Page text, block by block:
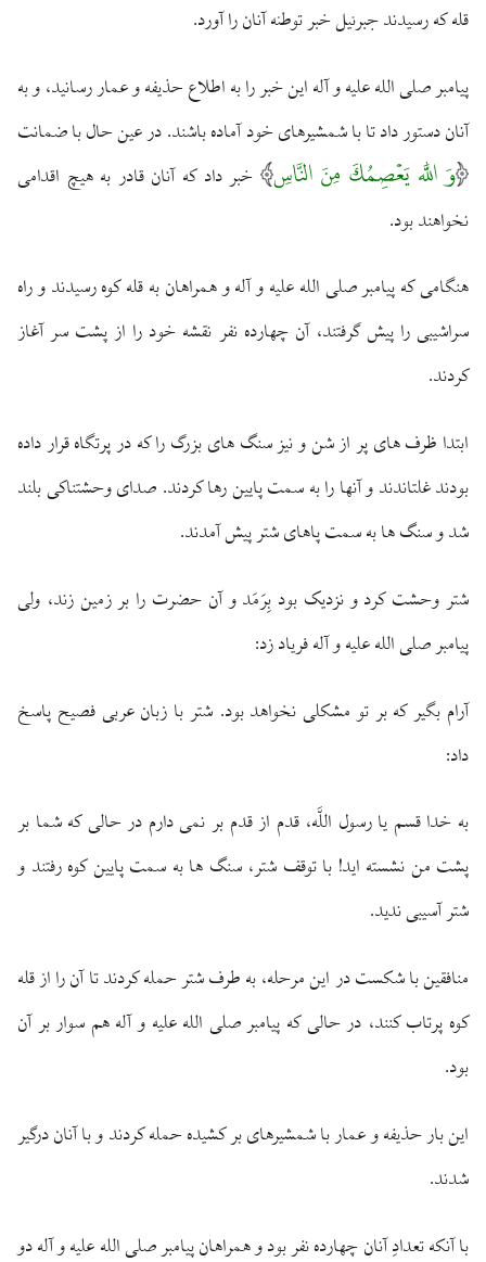
قله كه رسيدند جبرئيل خبر توطئه آنان را آورد.
پيامبر صلى الله عليه و آله اين خبر را به اطلاع حذيفه و عمار رسانيد، و به
آنان دستور داد تا با شمشيرهاى خود آماده باشند. در عين حال با ضمانت
وَ اللَّه يَعْصِمُكَ مِنَ النَّاسِ خبر داد كه آنان قادر به هيچ اقدامى
نخواهند بود.
هنگامى كه پيامبر صلى الله عليه و آله و همراهان به قله كوه رسيدند و راه
سراشيبى را پيش گرفتند، آن چهارده نفر نقشه خود را از پشت سر آغاز
كردند.
ابتدا ظرف‏ هاى پر از شن و نيز سنگ‏ هاى بزرگ را كه در پرتگاه قرار داده
بودند غلتاندند و آنها را به سمت پايين رها كردند. صداى وحشتناكى بلند
شد و سنگ‏ ها به سمت پاهاى شتر پيش آمدند.
شتر وحشت كرد و نزديک بود بِرَمَد و آن حضرت را بر زمين زند، ولى
پيامبر صلى الله عليه و آله فرياد زد:
آرام بگير كه بر تو مشكلى نخواهد بود. شتر با زبان عربى فصيح پاسخ
داد:
به خدا قسم يا رسول ‏اللَّه، قدم از قدم بر نمى‏ دارم در حالى كه شما بر
پشت من نشسته ‏ايد! با توقف شتر، سنگ‏ ها به سمت پايين كوه رفتند و
شتر آسيبى نديد.
منافقين با شكست در اين مرحله، به طرف شتر حمله كردند تا آن را از قله
كوه پرتاب كنند، در حالى كه پيامبر صلى الله عليه و آله هم سوار بر آن
بود.
اين بار حذيفه و عمار با شمشيرهاى بر كشيده حمله كردند و با آنان درگير
شدند.
با آنكه تعدادِ آنان چهارده نفر بود و همراهان پيامبر صلى الله عليه و آله دو